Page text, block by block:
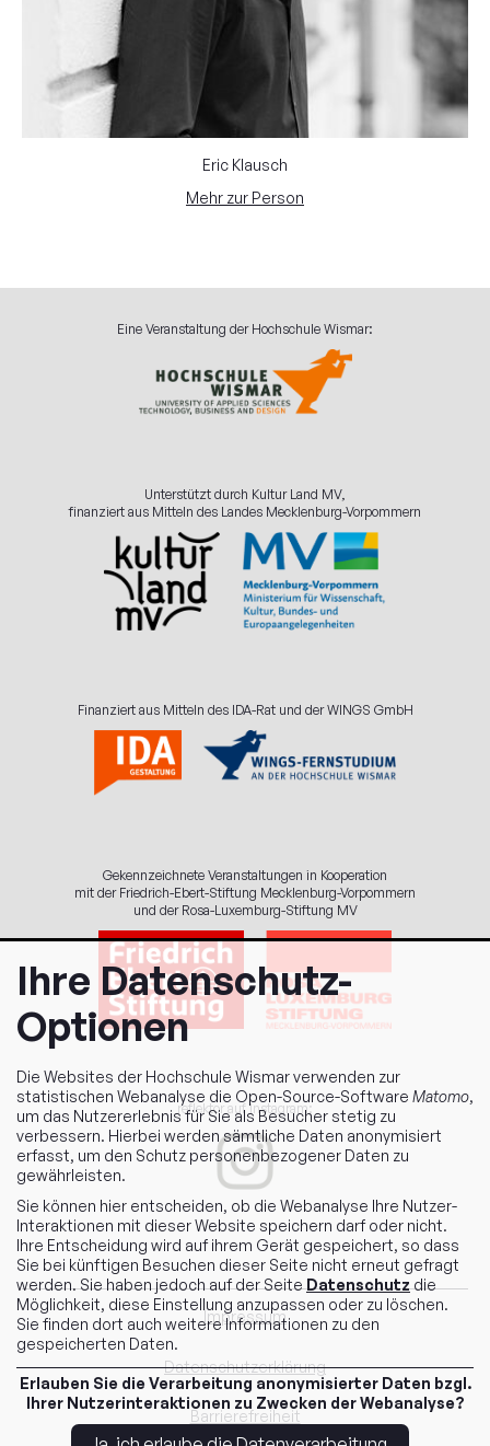
Ihre Datenschutz-
Optionen
Die Websites der Hochschule Wismar verwenden zur
statistischen Webanalyse die Open-Source-Software Matomo,
um das Nutzererlebnis für Sie als Besucher stetig zu
verbessern. Hierbei werden sämtliche Daten anonymisiert
erfasst, um den Schutz personenbezogener Daten zu
gewährleisten.
Sie können hier entscheiden, ob die Webanalyse Ihre Nutzer-
Interaktionen mit dieser Website speichern darf oder nicht.
Ihre Entscheidung wird auf ihrem Gerät gespeichert, so dass
Sie bei künftigen Besuchen dieser Seite nicht erneut gefragt
werden. Sie haben jedoch auf der SeiteDatenschutzdie
Möglichkeit, diese Einstellung anzupassen oder zu löschen.
Sie finden dort auch weitere Informationen zu den
gespeicherten Daten.
Erlauben Sie die Verarbeitung anonymisierter Daten bzgl.
Ihrer Nutzerinteraktionen zu Zwecken der Webanalyse?
Eric Klausch
Mehr zur Person
Eine Veranstaltung der Hochschule Wismar:
Unterstützt durch Kultur Land MV,
finanziert aus Mitteln des Landes Mecklenburg-Vorpommern
Finanziert aus Mitteln des IDA-Rat und der WINGS GmbH
Gekennzeichnete Veranstaltungen in Kooperation
mit der Friedrich-Ebert-Stiftung Mecklenburg-Vorpommern
und der Rosa-Luxemburg-Stiftung MV
reflektor auf Instagram:
Impressum
Datenschutzerklärung
Barrierefreiheit